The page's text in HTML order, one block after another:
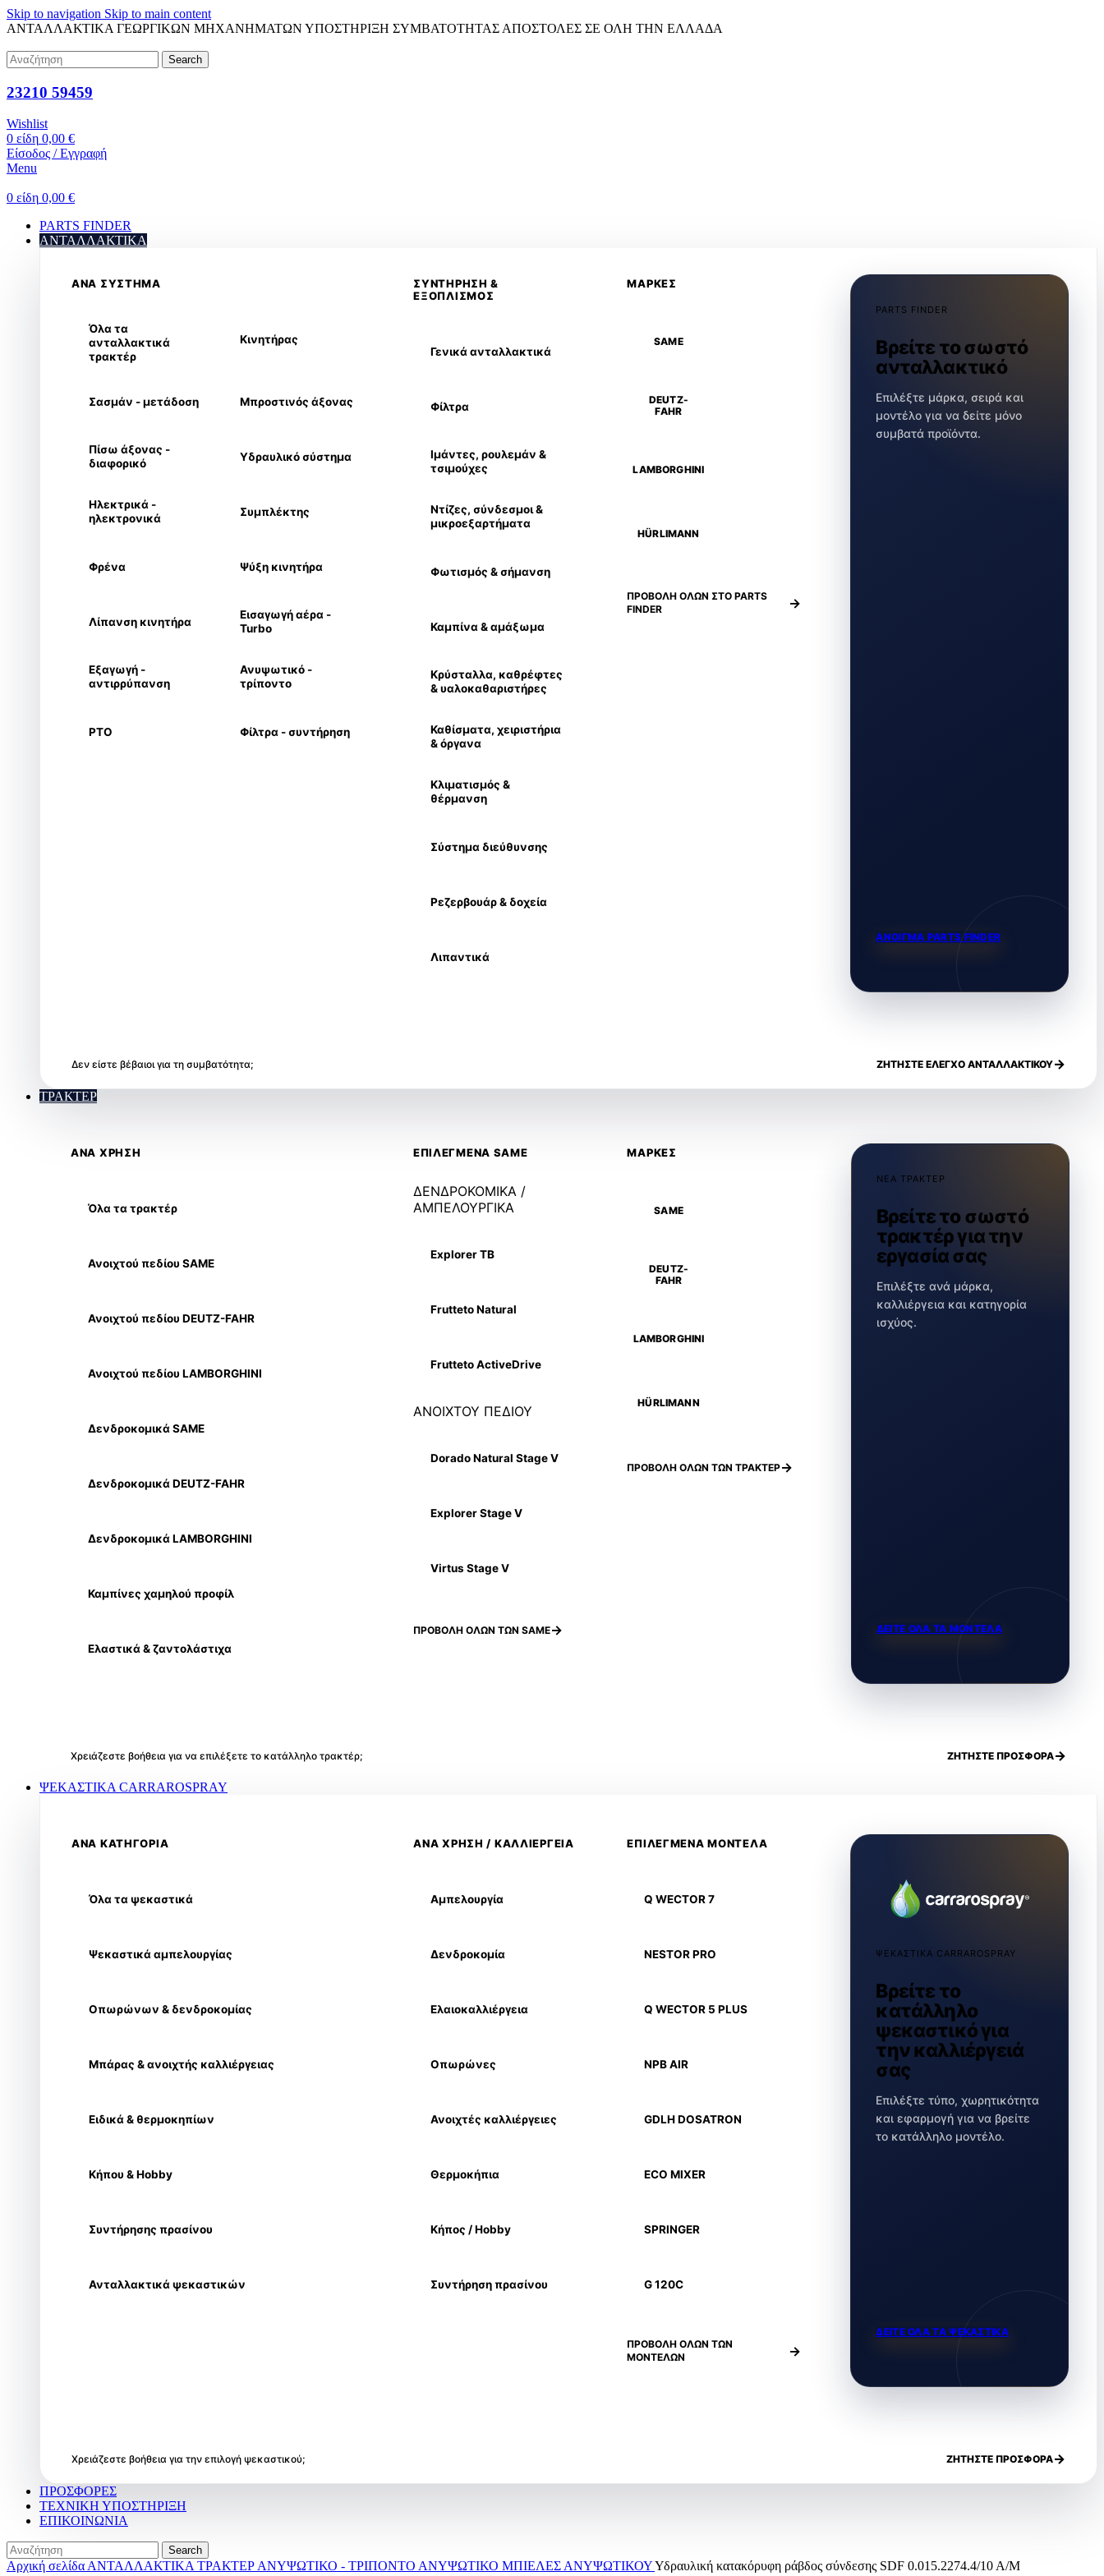
Skip to navigation Skip to main content
ΑΝΤΑΛΛΑΚΤΙΚΑ ΓΕΩΡΓΙΚΩΝ ΜΗΧΑΝΗΜΑΤΩΝ ΥΠΟΣΤΗΡΙΞΗ ΣΥΜΒΑΤΟΤΗΤΑΣ ΑΠΟΣΤΟΛΕΣ ΣΕ ΟΛΗ ΤΗΝ ΕΛΛΑΔΑ
Search
23210 59459
Wishlist
0 είδη 0,00 €
Είσοδος / Εγγραφή
Menu
0 είδη 0,00 €
PARTS FINDER
ΑΝΤΑΛΛΑΚΤΙΚΑ
ΑΝΑ ΣΥΣΤΗΜΑ
Όλα τα
ανταλλακτικά
τρακτέρ
Κινητήρας
Σασμάν - μετάδοση Μπροστινός άξονας
Πίσω άξονας -
διαφορικό
Υδραυλικό σύστημα
Ηλεκτρικά -
ηλεκτρονικά
Συμπλέκτης
Φρένα Ψύξη κινητήρα
Λίπανση κινητήρα
Εισαγωγή αέρα -
Turbo
Εξαγωγή -
αντιρρύπανση
Ανυψωτικό -
τρίποντο
PTO Φίλτρα - συντήρηση
ΣΥΝΤΗΡΗΣΗ &
ΕΞΟΠΛΙΣΜΟΣ
Γενικά ανταλλακτικά
Φίλτρα
Ιμάντες, ρουλεμάν &
τσιμούχες
Ντίζες, σύνδεσμοι &
μικροεξαρτήματα
Φωτισμός & σήμανση
Καμπίνα & αμάξωμα
Κρύσταλλα, καθρέφτες
& υαλοκαθαριστήρες
Καθίσματα, χειριστήρια
& όργανα
Κλιματισμός &
θέρμανση
Σύστημα διεύθυνσης
Ρεζερβουάρ & δοχεία
Λιπαντικά
ΜΑΡΚΕΣ
SAME
DEUTZ-
FAHR
LAMBORGHINI
HÜRLIMANN
ΠΡΟΒΟΛΗ ΟΛΩΝ ΣΤΟ PARTS
FINDER
PARTS FINDER
Βρείτε το σωστό
ανταλλακτικό
Επιλέξτε μάρκα, σειρά και
μοντέλο για να δείτε μόνο
συμβατά προϊόντα.
ΑΝΟΙΓΜΑ PARTS FINDER
Δεν είστε βέβαιοι για τη συμβατότητα; ΖΗΤΗΣΤΕ ΕΛΕΓΧΟ ΑΝΤΑΛΛΑΚΤΙΚΟΥ
ΤΡΑΚΤΕΡ
ΑΝΑ ΧΡΗΣΗ
Όλα τα τρακτέρ
Ανοιχτού πεδίου SAME
Ανοιχτού πεδίου DEUTZ-FAHR
Ανοιχτού πεδίου LAMBORGHINI
Δενδροκομικά SAME
Δενδροκομικά DEUTZ-FAHR
Δενδροκομικά LAMBORGHINI
Καμπίνες χαμηλού προφίλ
Ελαστικά & ζαντολάστιχα
ΕΠΙΛΕΓΜΕΝΑ SAME
ΔΕΝΔΡΟΚΟΜΙΚΑ /
ΑΜΠΕΛΟΥΡΓΙΚΑ
Explorer TB
Frutteto Natural
Frutteto ActiveDrive
ΑΝΟΙΧΤΟΥ ΠΕΔΙΟΥ
Dorado Natural Stage V
Explorer Stage V
Virtus Stage V
ΠΡΟΒΟΛΗ ΟΛΩΝ ΤΩΝ SAME
ΜΑΡΚΕΣ
SAME
DEUTZ-
FAHR
LAMBORGHINI
HÜRLIMANN
ΠΡΟΒΟΛΗ ΟΛΩΝ ΤΩΝ ΤΡΑΚΤΕΡ
ΝΕΑ ΤΡΑΚΤΕΡ
Βρείτε το σωστό
τρακτέρ για την
εργασία σας
Επιλέξτε ανά μάρκα,
καλλιέργεια και κατηγορία
ισχύος.
ΔΕΙΤΕ ΟΛΑ ΤΑ ΜΟΝΤΕΛΑ
Χρειάζεστε βοήθεια για να επιλέξετε το κατάλληλο τρακτέρ; ΖΗΤΗΣΤΕ ΠΡΟΣΦΟΡΑ
ΨΕΚΑΣΤΙΚΑ CARRAROSPRAY
ΑΝΑ ΚΑΤΗΓΟΡΙΑ
Όλα τα ψεκαστικά
Ψεκαστικά αμπελουργίας
Οπωρώνων & δενδροκομίας
Μπάρας & ανοιχτής καλλιέργειας
Ειδικά & θερμοκηπίων
Κήπου & Hobby
Συντήρησης πρασίνου
Ανταλλακτικά ψεκαστικών
ΑΝΑ ΧΡΗΣΗ / ΚΑΛΛΙΕΡΓΕΙΑ
Αμπελουργία
Δενδροκομία
Ελαιοκαλλιέργεια
Οπωρώνες
Ανοιχτές καλλιέργειες
Θερμοκήπια
Κήπος / Hobby
Συντήρηση πρασίνου
ΕΠΙΛΕΓΜΕΝΑ ΜΟΝΤΕΛΑ
Q WECTOR 7
NESTOR PRO
Q WECTOR 5 PLUS
NPB AIR
GDLH DOSATRON
ECO MIXER
SPRINGER
G 120C
ΠΡΟΒΟΛΗ ΟΛΩΝ ΤΩΝ
ΜΟΝΤΕΛΩΝ
ΨΕΚΑΣΤΙΚΑ CARRAROSPRAY
Βρείτε το
κατάλληλο
ψεκαστικό για
την καλλιέργειά
σας
Επιλέξτε τύπο, χωρητικότητα
και εφαρμογή για να βρείτε
το κατάλληλο μοντέλο.
ΔΕΙΤΕ ΟΛΑ ΤΑ ΨΕΚΑΣΤΙΚΑ
Χρειάζεστε βοήθεια για την επιλογή ψεκαστικού; ΖΗΤΗΣΤΕ ΠΡΟΣΦΟΡΑ
ΠΡΟΣΦΟΡΕΣ
ΤΕΧΝΙΚΗ ΥΠΟΣΤΗΡΙΞΗ
ΕΠΙΚΟΙΝΩΝΙΑ
Search
Αρχική σελίδαΑΝΤΑΛΛΑΚΤΙΚΑ ΤΡΑΚΤΕΡΑΝΥΨΩΤΙΚΟ - ΤΡΙΠΟΝΤΟ ΑΝΥΨΩΤΙΚΟ ΜΠΙΕΛΕΣ ΑΝΥΨΩΤΙΚΟΥΥδραυλική κατακόρυφη ράβδος σύνδεσης SDF 0.015.2274.4/10 A/M